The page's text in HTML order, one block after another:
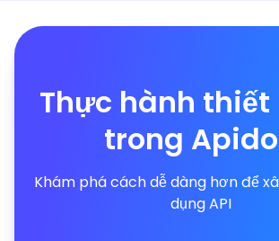
Thực hành thiết
trong
Khám phá cách dễ dàng hơn để
dụng API